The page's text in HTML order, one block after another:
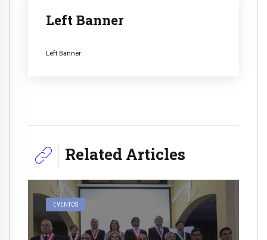
Left Banner
Left Banner
Related Articles
EVENTOS